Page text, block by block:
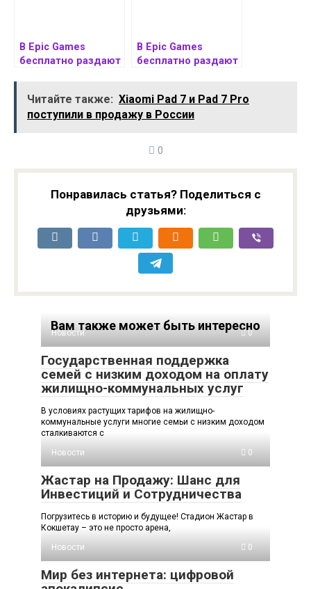
В Epic Games
бесплатно раздают
Tinau0027s
Wonderlands
В Epic Games
бесплатно раздают
бродилку Figment 2
Читайте также: Xiaomi Pad 7 и Pad 7 Pro
поступили в продажу в России
0
Понравилась статья? Поделиться с
друзьями:
Вам также может быть интересно
Новости 0
Государственная поддержка
семей с низким доходом на оплату
жилищно-коммунальных услуг
В условиях растущих тарифов на жилищно-
коммунальные услуги многие семьи с низким доходом
сталкиваются с
Новости
0
Жастар на Продажу: Шанс для
Инвестиций и Сотрудничества
Погрузитесь в историю и будущее! Стадион Жастар в
Кокшетау – это не просто арена,
Новости
0
Мир без интернета: цифровой